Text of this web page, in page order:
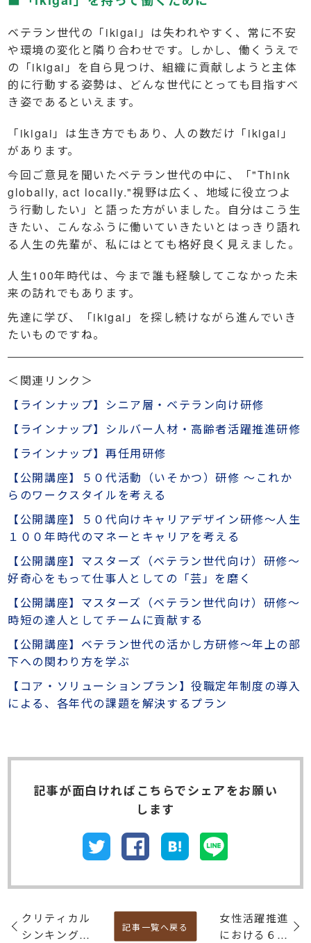
ベテラン世代の「ikigai」は失われやすく、常に不安
や環境の変化と隣り合わせです。しかし、働くうえで
の「ikigai」を自ら見つけ、組織に貢献しようと主体
的に行動する姿勢は、どんな世代にとっても目指すべ
き姿であるといえます。
「ikigai」は生き方でもあり、人の数だけ「ikigai」
があります。
今回ご意見を聞いたベテラン世代の中に、「"Think
globally, act locally."視野は広く、地域に役立つよ
う行動したい」と語った方がいました。自分はこう生
きたい、こんなふうに働いていきたいとはっきり語れ
る人生の先輩が、私にはとても格好良く見えました。
人生100年時代は、今まで誰も経験してこなかった未
来の訪れでもあります。
先達に学び、「ikigai」を探し続けながら進んでいき
たいものですね。
＜関連リンク＞
【ラインナップ】シニア層・ベテラン向け研修
【ラインナップ】シルバー人材・高齢者活躍推進研修
【ラインナップ】再任用研修
【公開講座】５０代活動（いそかつ）研修 ～これか
らのワークスタイルを考える
【公開講座】５０代向けキャリアデザイン研修～人生
１００年時代のマネーとキャリアを考える
【公開講座】マスターズ（ベテラン世代向け）研修～
好奇心をもって仕事人としての「芸」を磨く
【公開講座】マスターズ（ベテラン世代向け）研修～
時短の達人としてチームに貢献する
【公開講座】ベテラン世代の活かし方研修～年上の部
下への関わり方を学ぶ
【コア・ソリューションプラン】役職定年制度の導入
による、各年代の課題を解決するプラン
記事が⾯⽩ければこちらでシェアをお願い
します
クリティカル
シンキングの
女性活躍推進
における６つ
記事一覧へ戻る